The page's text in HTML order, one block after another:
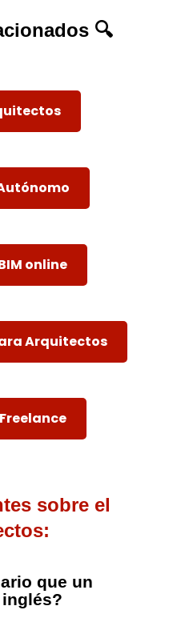
🔍
online
Arquitectos
sobre el
que un